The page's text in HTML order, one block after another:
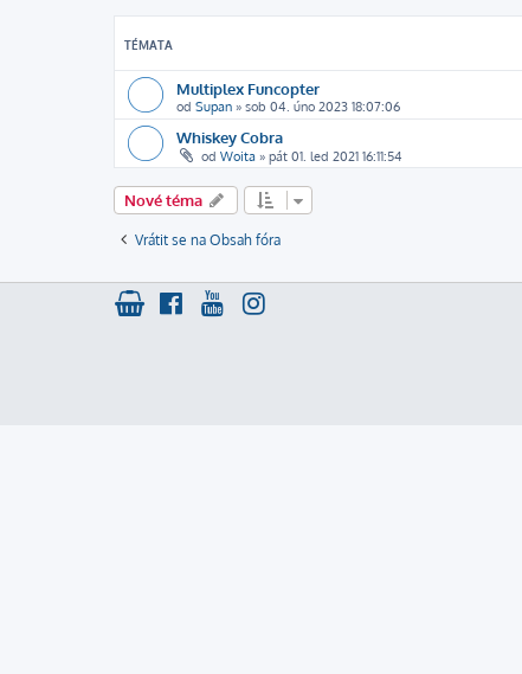
TÉMATA
Multiplex Funcopter
od Supan » sob 04. úno 2023 18:07:06
Whiskey Cobra
od Woita » pát 01. led 2021 16:11:54
Nové téma
Vrátit se na Obsah fóra